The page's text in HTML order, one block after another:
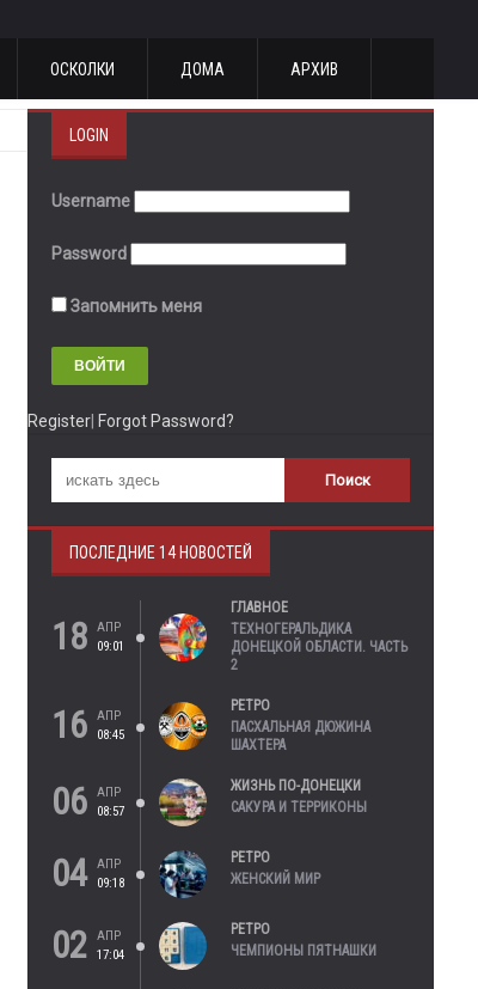
ОСКОЛКИ ДОМА АРХИВ
LOGIN
Username
Password
Запомнить меня
Register Forgot Password?
ПОСЛЕДНИЕ 14 НОВОСТЕЙ
18
АПР
09:01
ГЛАВНОЕ
ТЕХНОГЕРАЛЬДИКА
ДОНЕЦКОЙ ОБЛАСТИ. ЧАСТЬ
2
16
АПР
08:45
РЕТРО
ПАСХАЛЬНАЯ ДЮЖИНА
ШАХТЕРА
06
АПР
08:57
ЖИЗНЬ ПО-ДОНЕЦКИ
САКУРА И ТЕРРИКОНЫ
04
АПР
09:18
РЕТРО
ЖЕНСКИЙ МИР
02
АПР
17:04
РЕТРО
ЧЕМПИОНЫ ПЯТНАШКИ